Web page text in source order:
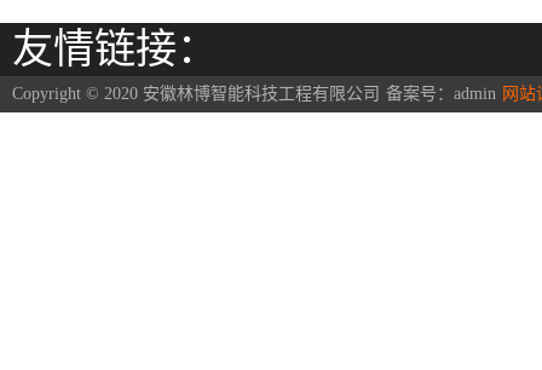
友情链接：
Copyright © 2020 安徽林博智能科技工程有限公司 备案号： admin 网站